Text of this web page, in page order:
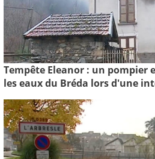
Tempête Eleanor : un pompier
les eaux du Bréda lors d'une